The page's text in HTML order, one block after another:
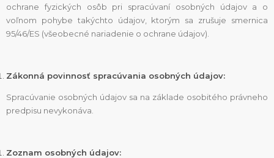
ochrane fyzických osôb pri spracúvaní osobných údajov a o
voľnom pohybe takýchto údajov, ktorým sa zrušuje smernica
95/46/ES (všeobecné nariadenie o ochrane údajov).
Zákonná povinnosť spracúvania osobných údajov:
Spracúvanie osobných údajov sa na základe osobitého právneho
predpisu nevykonáva.
Zoznam osobných údajov: